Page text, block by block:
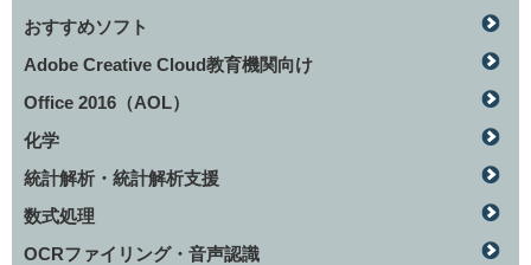
おすすめソフト
Adobe Creative Cloud教育機関向け
Office 2016（AOL）
化学
統計解析・統計解析支援
数式処理
OCRファイリング・音声認識